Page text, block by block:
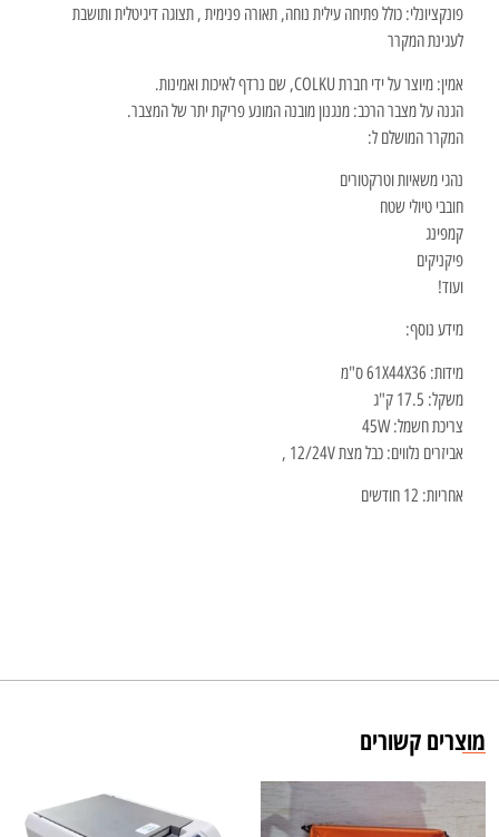
פונקציונלי: כולל פתיחה עילית נוחה, תאורה פנימית , תצוגה דיגיטלית ותושבת
לעגינת המקרר
אמין: מיוצר על ידי חברת COLKU, שם נרדף לאיכות ואמינות.
הגנה על מצבר הרכב: מנגנון מובנה המונע פריקת יתר של המצבר.
המקרר המושלם ל:
נהגי משאיות וטרקטורים
חובבי טיולי שטח
קמפינג
פיקניקים
ועוד!
מידע נוסף:
מידות: 61X44X36 ס"מ
משקל: 17.5 ק"ג
צריכת חשמל: 45W
אביזרים נלווים: כבל מצת 12/24V ,
אחריות: 12 חודשים
מוצרים קשורים